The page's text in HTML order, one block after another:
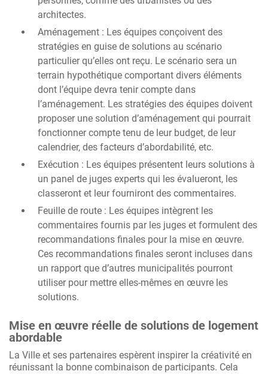
architectes.
Aménagement : Les équipes conçoivent des
stratégies en guise de solutions au scénario
particulier qu’elles ont reçu. Le scénario sera un
terrain hypothétique comportant divers éléments
dont l’équipe devra tenir compte dans
l’aménagement. Les stratégies des équipes doivent
proposer une solution d’aménagement qui pourrait
fonctionner compte tenu de leur budget, de leur
calendrier, des facteurs d’abordabilité, etc.
Exécution : Les équipes présentent leurs solutions à
un panel de juges experts qui les évalueront, les
classeront et leur fourniront des commentaires.
Feuille de route : Les équipes intègrent les
commentaires fournis par les juges et formulent des
recommandations finales pour la mise en œuvre.
Ces recommandations finales seront incluses dans
un rapport que d’autres municipalités pourront
utiliser pour mettre elles-mêmes en œuvre les
solutions.
Mise en œuvre réelle de solutions de logement
abordable
La Ville et ses partenaires espèrent inspirer la créativité en
réunissant la bonne combinaison de participants. Cela